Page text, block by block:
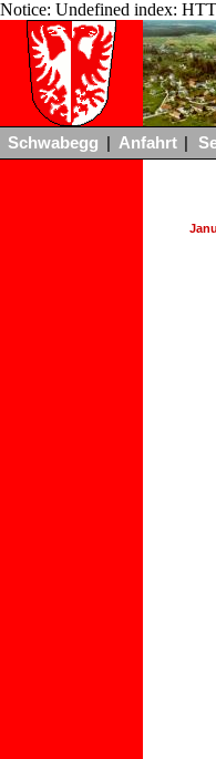
Notice: Undefined index:
Schwabegg Anfahrt